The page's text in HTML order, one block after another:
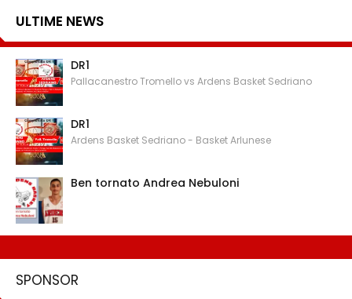
ULTIME NEWS
DR1
Pallacanestro Tromello vs Ardens Basket Sedriano
DR1
Ardens Basket Sedriano - Basket Arlunese
Ben tornato Andrea Nebuloni
SPONSOR